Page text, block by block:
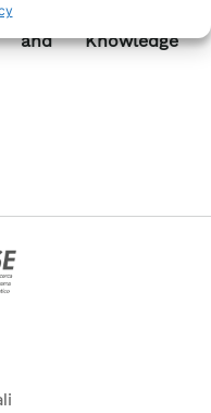
and Knowledge